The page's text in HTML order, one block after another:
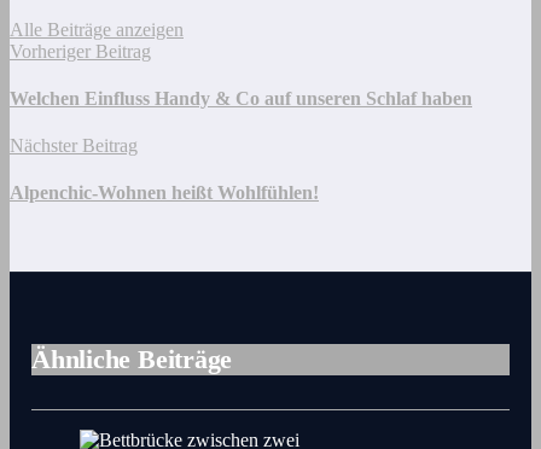
Alle Beiträge anzeigen
Vorheriger Beitrag
Welchen Einfluss Handy & Co auf unseren Schlaf haben
Nächster Beitrag
Alpenchic-Wohnen heißt Wohlfühlen!
Ähnliche Beiträge